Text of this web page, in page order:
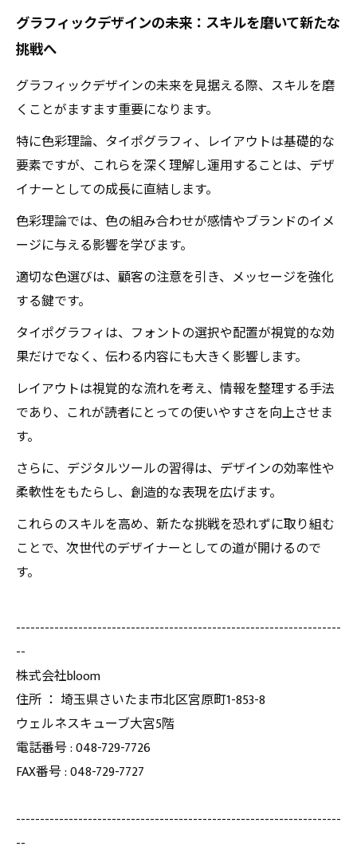
グラフィックデザインの未来：スキルを磨いて新たな
挑戦へ
グラフィックデザインの未来を見据える際、スキルを磨
くことがますます重要になります。
特に色彩理論、タイポグラフィ、レイアウトは基礎的な
要素ですが、これらを深く理解し運用することは、デザ
イナーとしての成長に直結します。
色彩理論では、色の組み合わせが感情やブランドのイメ
ージに与える影響を学びます。
適切な色選びは、顧客の注意を引き、メッセージを強化
する鍵です。
タイポグラフィは、フォントの選択や配置が視覚的な効
果だけでなく、伝わる内容にも大きく影響します。
レイアウトは視覚的な流れを考え、情報を整理する手法
であり、これが読者にとっての使いやすさを向上させま
す。
さらに、デジタルツールの習得は、デザインの効率性や
柔軟性をもたらし、創造的な表現を広げます。
これらのスキルを高め、新たな挑戦を恐れずに取り組む
ことで、次世代のデザイナーとしての道が開けるので
す。
--------------------------------------------------------------------
--
株式会社bloom
住所 ： 埼玉県さいたま市北区宮原町1-853-8
ウェルネスキューブ大宮5階
電話番号 : 048-729-7726
FAX番号 : 048-729-7727
--------------------------------------------------------------------
--